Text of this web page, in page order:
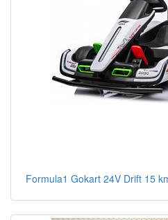
Formula1 Gokart 24V Drift 15